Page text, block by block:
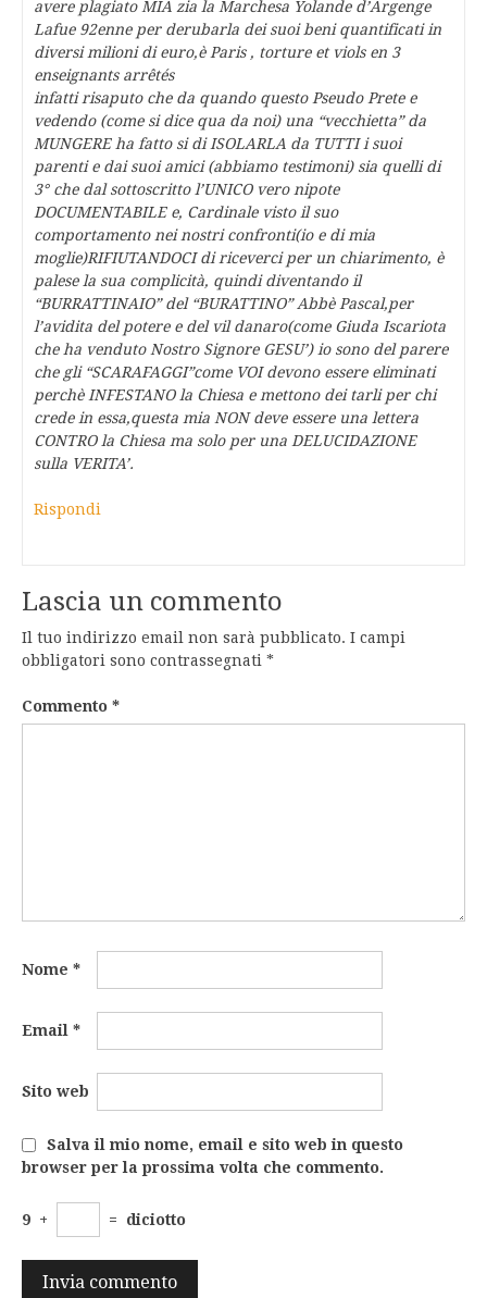
avere plagiato MIA zia la Marchesa Yolande d’Argenge
Lafue 92enne per derubarla dei suoi beni quantificati in
diversi milioni di euro,è Paris , torture et viols en 3
enseignants arrêtés
infatti risaputo che da quando questo Pseudo Prete e
vedendo (come si dice qua da noi) una “vecchietta” da
MUNGERE ha fatto si di ISOLARLA da TUTTI i suoi
parenti e dai suoi amici (abbiamo testimoni) sia quelli di
3° che dal sottoscritto l’UNICO vero nipote
DOCUMENTABILE e, Cardinale visto il suo
comportamento nei nostri confronti(io e di mia
moglie)RIFIUTANDOCI di riceverci per un chiarimento, è
palese la sua complicità, quindi diventando il
“BURRATTINAIO” del “BURATTINO” Abbè Pascal,per
l’avidita del potere e del vil danaro(come Giuda Iscariota
che ha venduto Nostro Signore GESU’) io sono del parere
che gli “SCARAFAGGI”come VOI devono essere eliminati
perchè INFESTANO la Chiesa e mettono dei tarli per chi
crede in essa,questa mia NON deve essere una lettera
CONTRO la Chiesa ma solo per una DELUCIDAZIONE
sulla VERITA’.
Rispondi
Lascia un commento
Il tuo indirizzo email non sarà pubblicato. I campi
obbligatori sono contrassegnati *
Commento *
Nome *
Email *
Sito web
Salva il mio nome, email e sito web in questo
browser per la prossima volta che commento.
9 + = diciotto